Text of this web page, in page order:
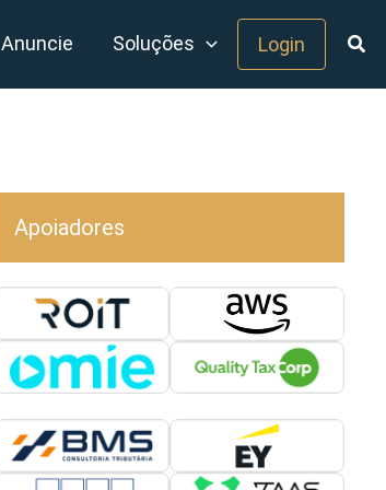
Anuncie Soluções Login
Apoiadores